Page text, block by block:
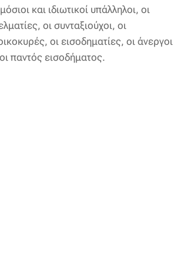
και ιδιωτικοί υπάλληλοι, οι
οι συνταξιούχοι, οι
οι εισοδηματίες, οι άνεργοι
παντός εισοδήματος.